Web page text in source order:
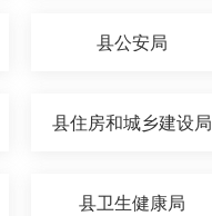
县公安局
县住房和城乡建设局
县卫生健康局